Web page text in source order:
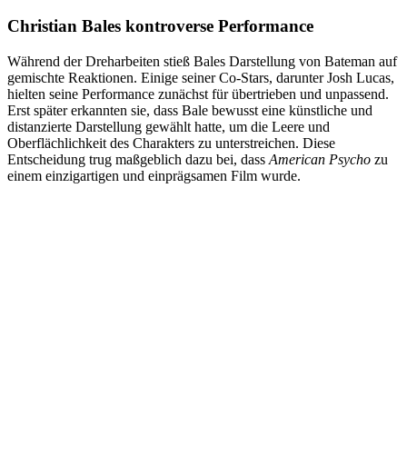
Christian Bales kontroverse Performance
Während der Dreharbeiten stieß Bales Darstellung von Bateman auf
gemischte Reaktionen. Einige seiner Co-Stars, darunter Josh Lucas,
hielten seine Performance zunächst für übertrieben und unpassend.
Erst später erkannten sie, dass Bale bewusst eine künstliche und
distanzierte Darstellung gewählt hatte, um die Leere und
Oberflächlichkeit des Charakters zu unterstreichen. Diese
Entscheidung trug maßgeblich dazu bei, dass American Psycho zu
einem einzigartigen und einprägsamen Film wurde.